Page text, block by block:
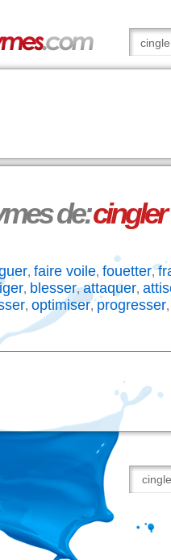
de:cingler
, faire voile, fouetter,
, blesser,attaquer,
, optimiser,progresser